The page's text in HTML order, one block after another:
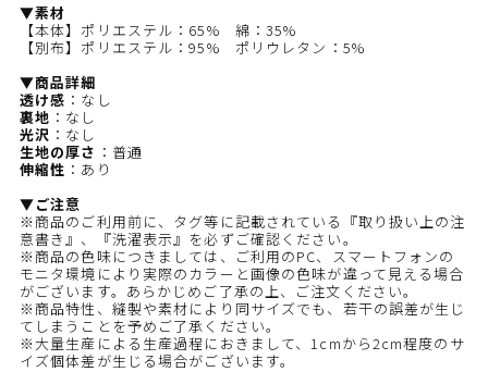
▼素材
【本体】ポリエステル：65% 綿：35%
【別布】ポリエステル：95% ポリウレタン：5%
▼商品詳細
透け感 ：なし
裏地 ：なし
光沢 ：なし
生地の厚さ ：普通
伸縮性 ：あり
▼ご注意
※商品のご利用前に、タグ等に記載されている『取り扱い上の注
意書き』、『洗濯表示』を必ずご確認ください。
※商品の色味につきましては、ご利用のPC、スマートフォンの
モニタ環境により実際のカラーと画像の色味が違って見える場合
がございます。あらかじめご了承の上、ご注文ください。
※商品特性、縫製や素材により同サイズでも、若干の誤差が生じ
てしまうことを予めご了承ください。
※大量生産による生産過程におきまして、1cmから2cm程度のサ
イズ個体差が生じる場合がございます。